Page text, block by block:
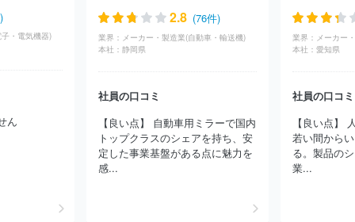
・電気機器)
ん
2.8 (76件)
業界： メーカー・製造業(自動車・輸送機)
本社： 静岡県
社員の口コミ
【良い点】 自動車用ミラーで国内
トップクラスのシェアを持ち、安
定した事業基盤がある点に魅力を
感...
業界： メーカー
本社： 愛知県
社員の口コミ
【良い点】
若い間から
る。製品の
業...